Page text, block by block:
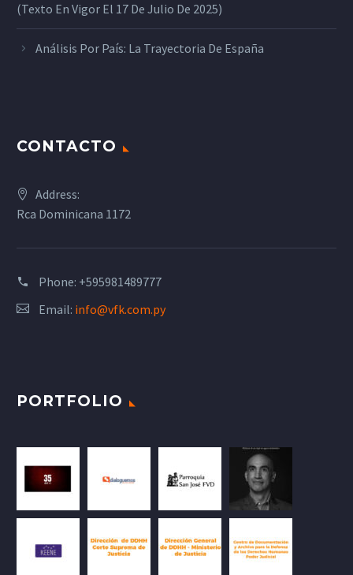
(texto En Vigor El 17 De Julio De 2025)
Análisis Por País: La Trayectoria De España
CONTACTO
Address:
Rca Dominicana 1172
Phone: +595981489777
Email: info@vfk.com.py
PORTFOLIO